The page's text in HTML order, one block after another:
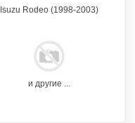
Isuzu Rodeo (1998-2003)
и другие ...